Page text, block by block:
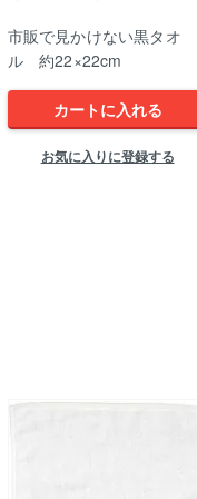
市販で見かけない黒タオ
ル 約22×22cm
カートに入れる
お気に入りに登録する